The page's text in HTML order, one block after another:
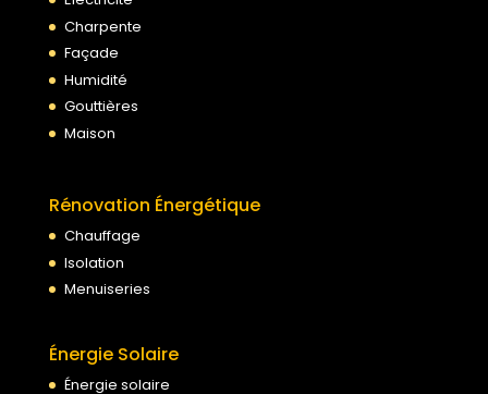
Charpente
Façade
Humidité
Gouttières
Maison
Rénovation Énergétique
Chauffage
Isolation
Menuiseries
Énergie Solaire
Énergie solaire